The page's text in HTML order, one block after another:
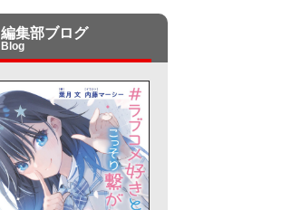
編集部ブログ
Blog